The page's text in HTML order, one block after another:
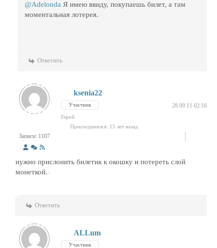
@Adelonda Я имею ввиду, покупаешь билет, а там
моментальная лотерея.
Ответить
Записи: 1107
ksenia22
Участник 28.09.11 02:16
Герой
Присоединился: 15 лет назад
нужно прислонить билетик к окошку и потереть слой
монеткой.
Ответить
ALLum
Участник